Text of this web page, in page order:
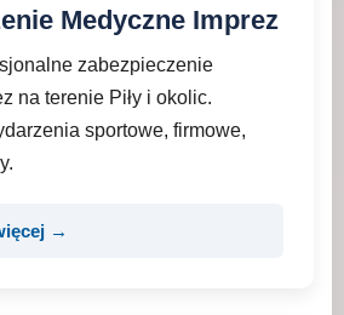
Medyczne Imprez
zabezpieczenie
na terenie Piły i okolic.
sportowe, firmowe,
→